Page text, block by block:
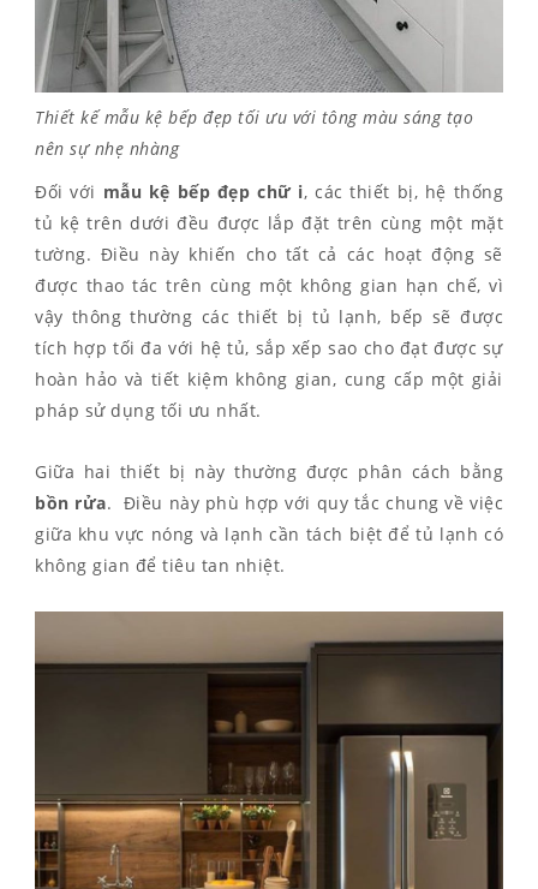
Thiết kế mẫu kệ bếp đẹp tối ưu với tông màu sáng tạo
nên sự nhẹ nhàng
Đối với mẫu kệ bếp đẹp chữ i, các thiết bị, hệ thống
tủ kệ trên dưới đều được lắp đặt trên cùng một mặt
tường. Điều này khiến cho tất cả các hoạt động sẽ
được thao tác trên cùng một không gian hạn chế, vì
vậy thông thường các thiết bị tủ lạnh, bếp sẽ được
tích hợp tối đa với hệ tủ, sắp xếp sao cho đạt được sự
hoàn hảo và tiết kiệm không gian, cung cấp một giải
pháp sử dụng tối ưu nhất.
Giữa hai thiết bị này thường được phân cách bằng
bồn rửa. Điều này phù hợp với quy tắc chung về việc
giữa khu vực nóng và lạnh cần tách biệt để tủ lạnh có
không gian để tiêu tan nhiệt.